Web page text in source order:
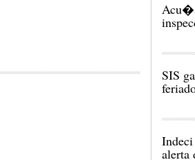
SIS
Indeci
alerta